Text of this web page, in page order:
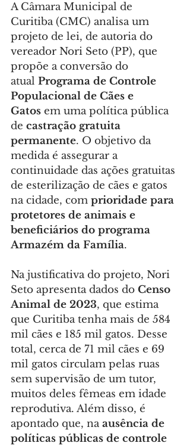
A Câmara Municipal de
Curitiba (CMC) analisa um
projeto de lei, de autoria do
vereador Nori Seto (PP), que
propõe a conversão do
atual Programa de Controle
Populacional de Cães e
Gatos em uma política pública
de castração gratuita
permanente. O objetivo da
medida é assegurar a
continuidade das ações gratuitas
de esterilização de cães e gatos
na cidade, com prioridade para
protetores de animais e
beneficiários do programa
Armazém da Família.
Na justificativa do projeto, Nori
Seto apresenta dados do Censo
Animal de 2023, que estima
que Curitiba tenha mais de 584
mil cães e 185 mil gatos. Desse
total, cerca de 71 mil cães e 69
mil gatos circulam pelas ruas
sem supervisão de um tutor,
muitos deles fêmeas em idade
reprodutiva. Além disso, é
apontado que, na ausência de
políticas públicas de controle